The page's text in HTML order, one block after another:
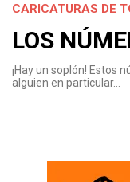
CARICATURAS DE
LOS
¡Hay un soplón! Estos
alguien en particular…